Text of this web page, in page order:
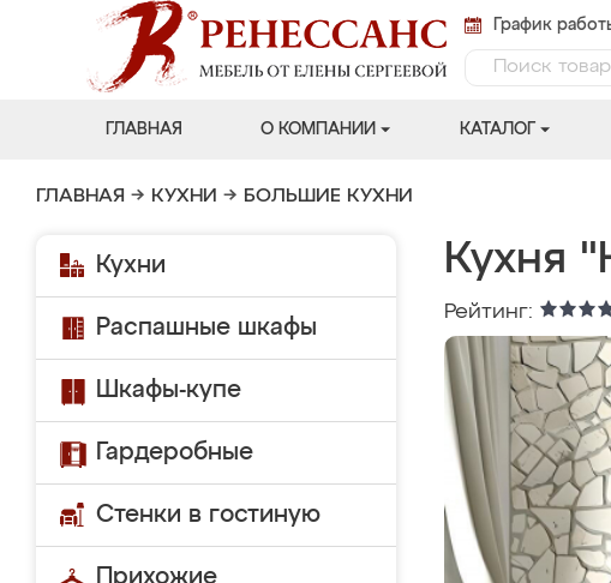
График
ГЛАВНАЯ О КОМПАНИИ КАТАЛОГ
ГЛАВНАЯ → КУХНИ → БОЛЬШИЕ КУХНИ
Кухни
Распашные шкафы
Шкафы-купе
Гардеробные
Стенки в гостиную
Прихожие
Кухня
Рейтинг: